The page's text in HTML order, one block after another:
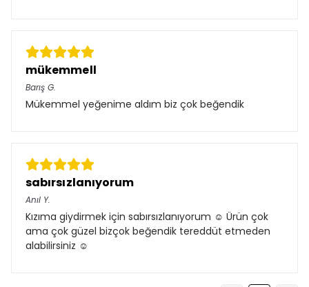
mükemmell
Barış G.
Mükemmel yeğenime aldım biz çok beğendik
sabırsızlanıyorum
Anıl Y.
Kızıma giydirmek için sabırsızlanıyorum ☺️ Ürün çok
ama çok güzel bizçok beğendik tereddüt etmeden
alabilirsiniz ☺️